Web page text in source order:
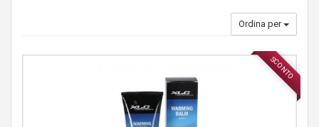
Ordina per
SCONTO
INTEGRATORI